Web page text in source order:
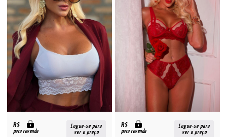
R$
para revenda
Logue-se para
ver o preço
R$
para revenda
Logue-se para
ver o preço